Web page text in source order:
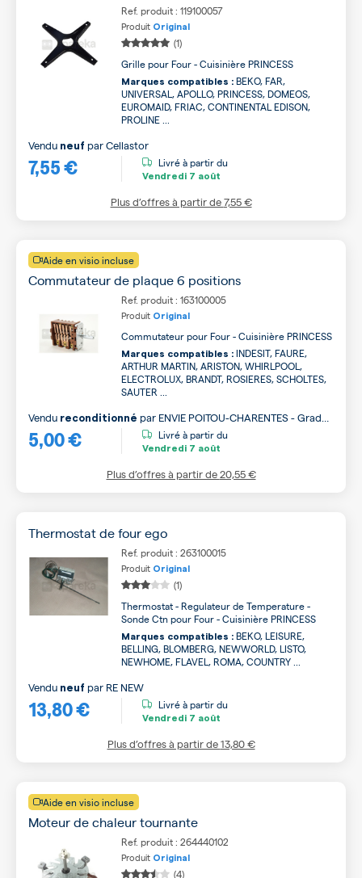
Ref. produit : 119100057
Produit Original
(1)
Grille pour Four - Cuisinière PRINCESS
Marques compatibles : BEKO, FAR,
UNIVERSAL, APOLLO, PRINCESS, DOMEOS,
EUROMAID, FRIAC, CONTINENTAL EDISON,
PROLINE ...
7,55 €
Vendu neuf parCellastor
Livré à partir du
Vendredi 7 août
Plus d’offres à partir de7,55 €
Aide en visio incluse
Commutateur de plaque 6 positions
Ref. produit : 163100005
Produit Original
Commutateur pour Four - Cuisinière PRINCESS
Marques compatibles : INDESIT, FAURE,
ARTHUR MARTIN, ARISTON, WHIRLPOOL,
ELECTROLUX, BRANDT, ROSIERES, SCHOLTES,
SAUTER ...
5,00 €
Vendu reconditionné par ENVIE POITOU-CHARENTES - Grade
B
Livré à partir du
Vendredi 7 août
Plus d’offres à partir de20,55 €
Thermostat de four ego
Ref. produit : 263100015
Produit Original
(1)
Thermostat - Regulateur de Temperature -
Sonde Ctn pour Four - Cuisinière PRINCESS
Marques compatibles : BEKO, LEISURE,
BELLING, BLOMBERG, NEWWORLD, LISTO,
NEWHOME, FLAVEL, ROMA, COUNTRY ...
13,80 €
Vendu neuf par RE NEW
Livré à partir du
Vendredi 7 août
Plus d’offres à partir de13,80 €
Aide en visio incluse
Moteur de chaleur tournante
Ref. produit : 264440102
Produit Original
(4)